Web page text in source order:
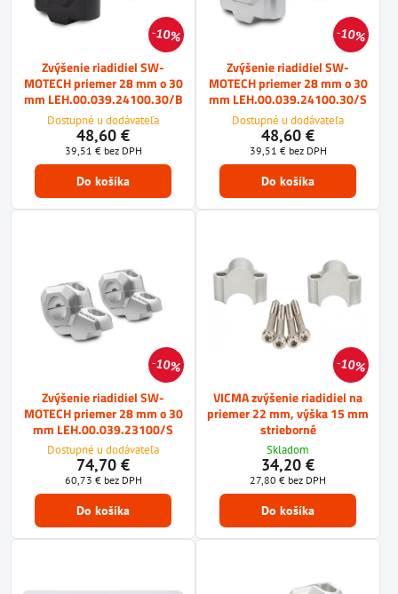
10%
Zvýšenie riadidiel SW-
MOTECH priemer 28 mm o 30
mm LEH.00.039.24100.30/B
Dostupné u dodávateľa
48,60 €
39,51 € bez DPH
Do košíka
10%
Zvýšenie riadidiel SW-
MOTECH priemer 28 mm o 30
mm LEH.00.039.24100.30/S
Dostupné u dodávateľa
48,60 €
39,51 € bez DPH
Do košíka
10%
Zvýšenie riadidiel SW-
MOTECH priemer 28 mm o 30
mm LEH.00.039.23100/S
Dostupné u dodávateľa
74,70 €
60,73 € bez DPH
Do košíka
10%
VICMA zvýšenie riadidiel na
priemer 22 mm, výška 15 mm
strieborné
Skladom
34,20 €
27,80 € bez DPH
Do košíka